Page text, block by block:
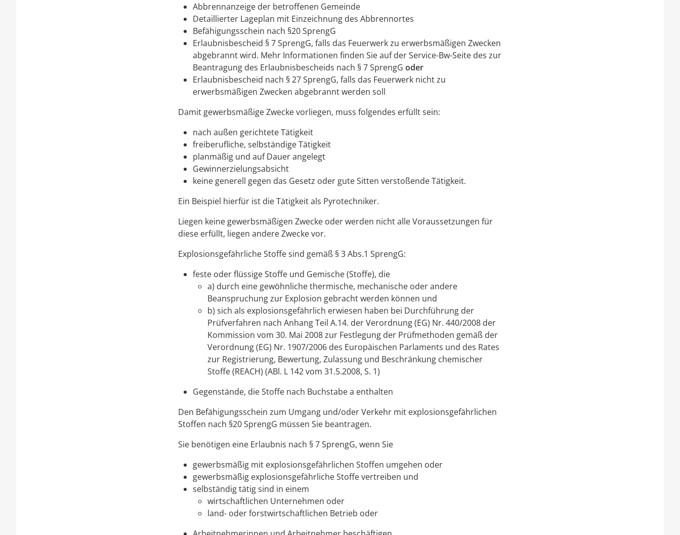
Abbrennanzeige der betroffenen Gemeinde
Detaillierter Lageplan mit Einzeichnung des Abbrennortes
Befähigungsschein nach §20 SprengG
Erlaubnisbescheid § 7 SprengG, falls das Feuerwerk zu erwerbsmäßigen Zwecken
abgebrannt wird. Mehr Informationen finden Sie auf der Service-Bw-Seite des zur
Beantragung des Erlaubnisbescheids nach § 7 SprengG oder
Erlaubnisbescheid nach § 27 SprengG, falls das Feuerwerk nicht zu
erwerbsmäßigen Zwecken abgebrannt werden soll
Damit gewerbsmäßige Zwecke vorliegen, muss folgendes erfüllt sein:
nach außen gerichtete Tätigkeit
freiberufliche, selbständige Tätigkeit
planmäßig und auf Dauer angelegt
Gewinnerzielungsabsicht
keine generell gegen das Gesetz oder gute Sitten verstoßende Tätigkeit.
Ein Beispiel hierfür ist die Tätigkeit als Pyrotechniker.
Liegen keine gewerbsmäßigen Zwecke oder werden nicht alle Voraussetzungen für
diese erfüllt, liegen andere Zwecke vor.
Explosionsgefährliche Stoffe sind gemäß § 3 Abs.1 SprengG:
feste oder flüssige Stoffe und Gemische (Stoffe), die
a) durch eine gewöhnliche thermische, mechanische oder andere
Beanspruchung zur Explosion gebracht werden können und
b) sich als explosionsgefährlich erwiesen haben bei Durchführung der
Prüfverfahren nach Anhang Teil A.14. der Verordnung (EG) Nr. 440/2008 der
Kommission vom 30. Mai 2008 zur Festlegung der Prüfmethoden gemäß der
Verordnung (EG) Nr. 1907/2006 des Europäischen Parlaments und des Rates
zur Registrierung, Bewertung, Zulassung und Beschränkung chemischer
Stoffe (REACH) (ABl. L 142 vom 31.5.2008, S. 1)
Gegenstände, die Stoffe nach Buchstabe a enthalten
Den Befähigungsschein zum Umgang und/oder Verkehr mit explosionsgefährlichen
Stoffen nach §20 SprengG müssen Sie beantragen.
Sie benötigen eine Erlaubnis nach § 7 SprengG, wenn Sie
gewerbsmäßig mit explosionsgefährlichen Stoffen umgehen oder
gewerbsmäßig explosionsgefährliche Stoffe vertreiben und
selbständig tätig sind in einem
wirtschaftlichen Unternehmen oder
land- oder forstwirtschaftlichen Betrieb oder